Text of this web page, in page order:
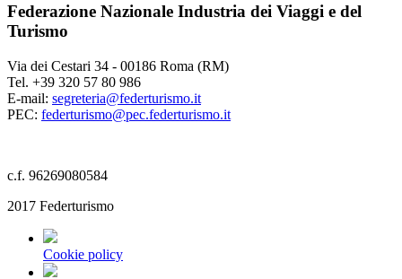
Federazione Nazionale Industria dei Viaggi e del
Turismo
Via dei Cestari 34 - 00186 Roma (RM)
Tel. +39 320 57 80 986
E-mail: segreteria@federturismo.it
PEC: federturismo@pec.federturismo.it
c.f. 96269080584
2017 Federturismo
Cookie policy